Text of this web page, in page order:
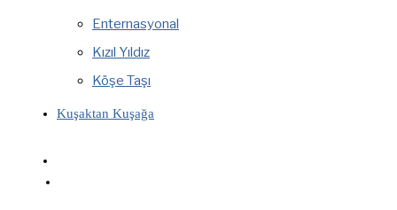
Enternasyonal
Kızıl Yıldız
Köşe Taşı
Kuşaktan Kuşağa